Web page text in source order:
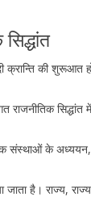
क्रान्ति की शुरूआत
राजनीतिक सिद्धांत में
संस्थाओं के अध्ययन,
जाता है। राज्य,